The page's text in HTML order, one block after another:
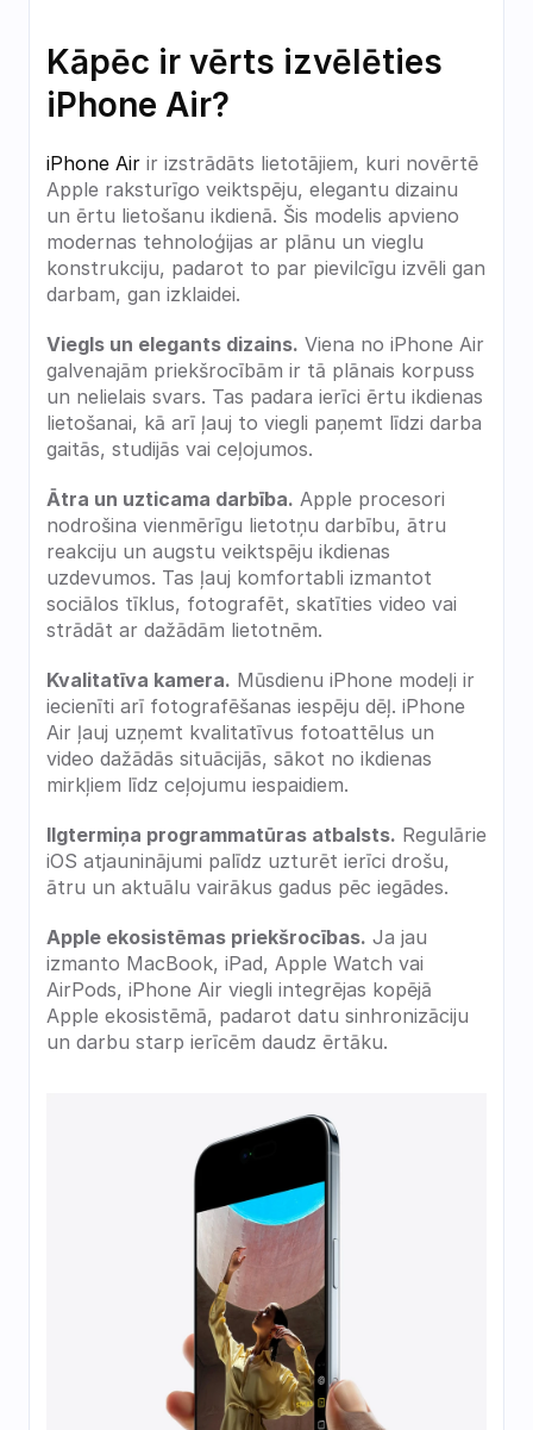
Kāpēc ir vērts izvēlēties
iPhone Air?
iPhone Air ir izstrādāts lietotājiem, kuri novērtē
Apple raksturīgo veiktspēju, elegantu dizainu
un ērtu lietošanu ikdienā. Šis modelis apvieno
modernas tehnoloģijas ar plānu un vieglu
konstrukciju, padarot to par pievilcīgu izvēli gan
darbam, gan izklaidei.
Viegls un elegants dizains. Viena no iPhone Air
galvenajām priekšrocībām ir tā plānais korpuss
un nelielais svars. Tas padara ierīci ērtu ikdienas
lietošanai, kā arī ļauj to viegli paņemt līdzi darba
gaitās, studijās vai ceļojumos.
Ātra un uzticama darbība. Apple procesori
nodrošina vienmērīgu lietotņu darbību, ātru
reakciju un augstu veiktspēju ikdienas
uzdevumos. Tas ļauj komfortabli izmantot
sociālos tīklus, fotografēt, skatīties video vai
strādāt ar dažādām lietotnēm.
Kvalitatīva kamera. Mūsdienu iPhone modeļi ir
iecienīti arī fotografēšanas iespēju dēļ. iPhone
Air ļauj uzņemt kvalitatīvus fotoattēlus un
video dažādās situācijās, sākot no ikdienas
mirkļiem līdz ceļojumu iespaidiem.
Ilgtermiņa programmatūras atbalsts. Regulārie
iOS atjauninājumi palīdz uzturēt ierīci drošu,
ātru un aktuālu vairākus gadus pēc iegādes.
Apple ekosistēmas priekšrocības. Ja jau
izmanto MacBook, iPad, Apple Watch vai
AirPods, iPhone Air viegli integrējas kopējā
Apple ekosistēmā, padarot datu sinhronizāciju
un darbu starp ierīcēm daudz ērtāku.